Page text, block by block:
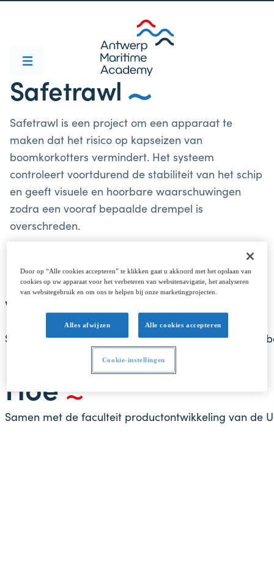
Safetrawl
Safetrawl is een project om een apparaat te
maken dat het risico op kapseizen van
boomkorkotters vermindert. Het systeem
controleert voortdurend de stabiliteit van het schip
en geeft visuele en hoorbare waarschuwingen
zodra een vooraf bepaalde drempel is
overschreden.
Waarom
Sommige boomkorkotters van minder dan 24 m
Hoe
Samen met de faculteit productontwikkeling van de
Door op “Alle cookies accepteren” te klikken gaat u akkoord met het opslaan van
cookies op uw apparaat voor het verbeteren van websitenavigatie, het analyseren
van websitegebruik en om ons te helpen bij onze marketingprojecten.
Alles afwijzen Alle cookies accepteren
Cookie-instellingen